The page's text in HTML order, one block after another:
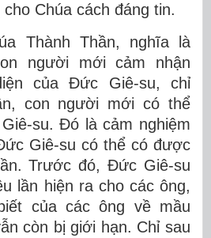
Chúa cách đáng tin.
Thành Thần, nghĩa là
người mới cảm nhận
của Đức Giê-su, chỉ
con người mới có thể
su. Đó là cảm nghiệm
Giê-su có thể có được
Trước đó, Đức Giê-su
lần hiện ra cho các ông,
của các ông về mầu
còn bị giới hạn. Chỉ sau